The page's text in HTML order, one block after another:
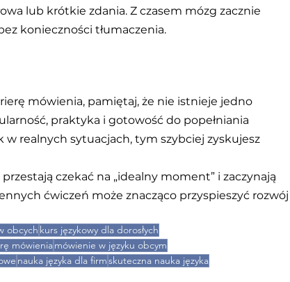
lub krótkie zdania. Z czasem mózg zacznie
konieczności tłumaczenia.
mówienia, pamiętaj, że nie istnieje jedno
praktyka i gotowość do popełniania
w realnych sytuacjach, tym szybciej zyskujesz
czekać na „idealny moment” i zaczynają
ćwiczeń może znacząco przyspieszyć rozwój
obcych kurs językowy dla dorosłych
mówieniamówienie w języku obcym
nauka języka dla firmskuteczna nauka języka